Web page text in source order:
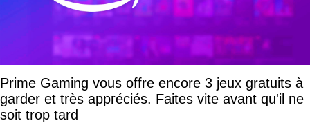
Prime Gaming vous offre encore 3 jeux gratuits à
garder et très appréciés. Faites vite avant qu'il ne
soit trop tard